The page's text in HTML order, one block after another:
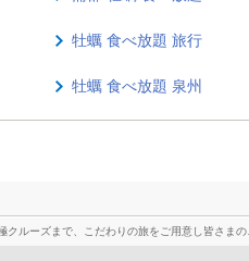
牡蠣 食べ放題 旅行
牡蠣 食べ放題 泉州
ルーズまで、こだわりの旅をご用意し皆さまの